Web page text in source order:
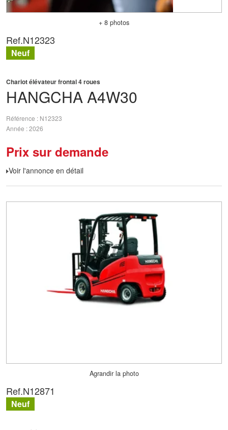
+ 8 photos
HANGCHAA4W30
Chariot élévateur frontal 4 roues
Référence
N12323
Année 2026
Prix sur demande
Voir l'annonce en détail
Ref.N12323
Neuf
Agrandir la photo
Ref.N12871
Neuf